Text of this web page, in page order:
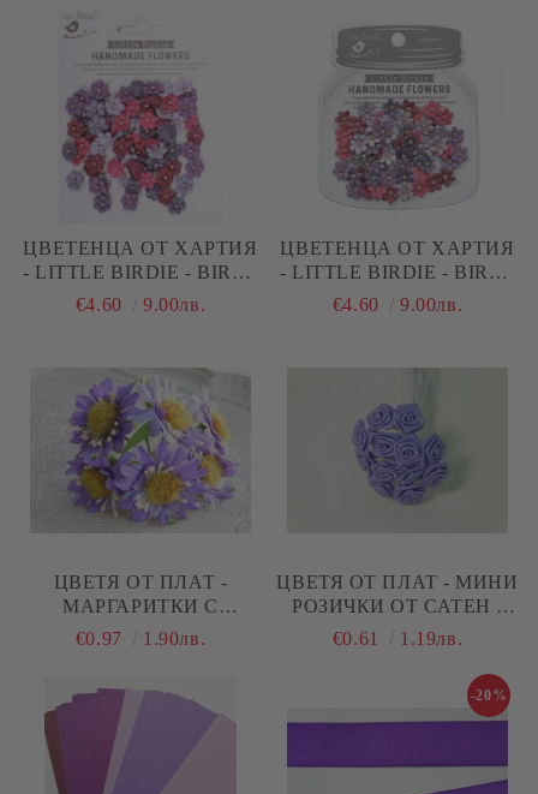
ЦВЕТЕНЦА ОТ ХАРТИЯ
- LITTLE BIRDIE - BIRDS
AND BERRIES - 80 БР.
€4.60 9.00лв.
ЦВЕТЕНЦА ОТ ХАРТИЯ
- LITTLE BIRDIE - BIRDS
AND BERRIES - 60 БР.
€4.60 9.00лв.
ЦВЕТЯ ОТ ПЛАТ -
МАРГАРИТКИ С
МЪХЕСТИ ТИЧИНКИ -
€0.97 1.90лв.
ЦВЕТЯ ОТ ПЛАТ - МИНИ
РОЗИЧКИ ОТ САТЕН -
АМЕТИСТ ЛИЛАВО - 12
€0.61 1.19лв.
-20%